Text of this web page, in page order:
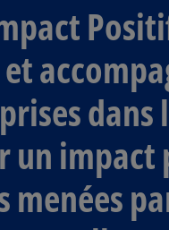
dans
impact